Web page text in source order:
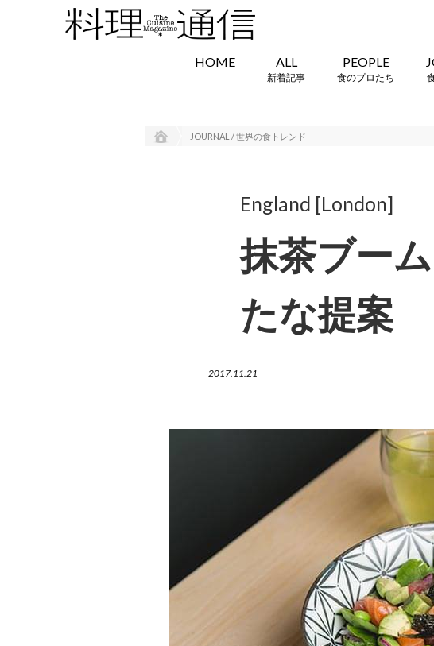
HOME ALL
新着記事
PEOPLE
食のプロたち
JOURNAL / 世界の食トレンド
England [London]
抹茶ブー
たな提案
2017.11.21